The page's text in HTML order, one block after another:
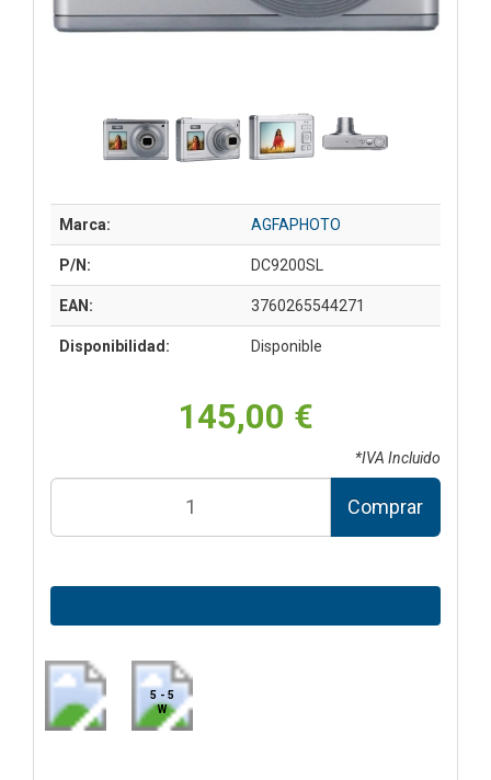
Marca: AGFAPHOTO
P/N: DC9200SL
EAN: 3760265544271
Disponibilidad: Disponible
145,00 €
*IVA Incluido
Comprar
5 - 5
W